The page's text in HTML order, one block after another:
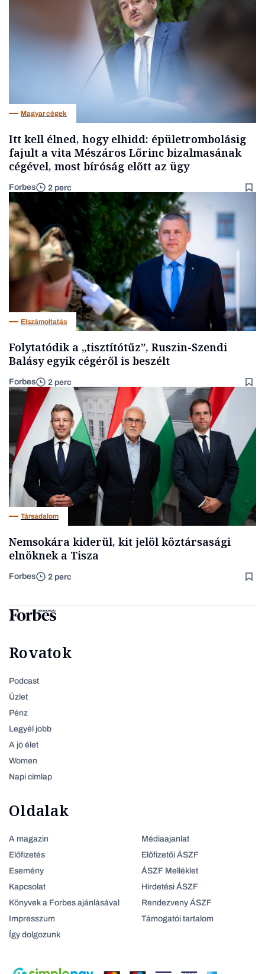
Magyar cégek
Itt kell élned, hogy elhidd: épületrombolásig
fajult a vita Mészáros Lőrinc bizalmasának
cégével, most bíróság előtt az ügy
Forbes 2 perc
Elszámoltatás
Folytatódik a „tisztítótűz”, Ruszin-Szendi
Balásy egyik cégéről is beszélt
Forbes 2 perc
Társadalom
Nemsokára kiderül, kit jelöl köztársasági
elnöknek a Tisza
Forbes 2 perc
Rovatok
Podcast
Üzlet
Pénz
Legyél jobb
A jó élet
Women
Napi címlap
Oldalak
A magazin
Előfizetés
Esemény
Kapcsolat
Könyvek a Forbes ajánlásával
Impresszum
Így dolgozunk
Médiaajanlat
Előfizetői ÁSZF
ÁSZF Melléklet
Hirdetési ÁSZF
Rendezveny ÁSZF
Támogatói tartalom